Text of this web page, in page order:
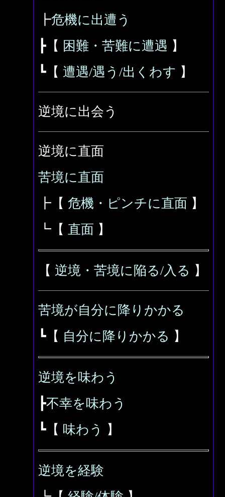
┣危機に出遭う
┣【 困難・苦難に遭遇 】
┗【 遭遇/遇う/出くわす 】
逆境に出会う
逆境に直面
苦境に直面
┣【 危機・ピンチに直面 】
┗【 直面 】
【 逆境・苦境に陥る/入る 】
苦境が自分に降りかかる
┗【 自分に降りかかる 】
逆境を味わう
┣不幸を味わう
┗【 味わう 】
逆境を経験